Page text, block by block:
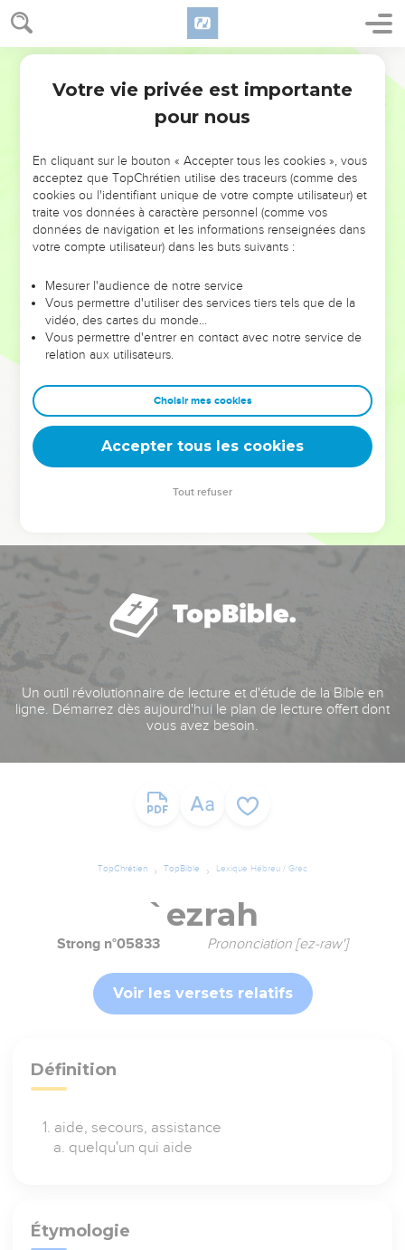
NE MANQUEZ PAS L’ÉVÉNEMENT
DE L’ANNÉE !
ET SI LEURS ERREURS POUVAIENT VOUS ÉVITER LES
VOTRES ?
leur foi ou leur vision. Mais on voit moins les doutes, les erreurs
et les saisons difficiles qu'ils ont traversés, alors même que ce
sont elles qui les ont façonnés.
Dans cette conférence, leaders, entrepreneurs, et responsables
clés pour avancer avec plus de sagesse afin que leurs erreurs
deviennent vos tremplins. Que vous guidiez un ministère, une
équipe, un groupe ou une famille, leur expérience est faite
Un outil révolutionnaire de lecture et d'étude de la Bible en
ligne. Démarrez dès aujourd'hui le plan de lecture offert dont
vous avez besoin.
TopChrétien TopBible Lexique Hébreu / Grec
`ezrah
Strong n°05833 Prononciation [ez-raw']
Voir les versets relatifs
Définition
aide, secours, assistance
quelqu'un qui aide
Étymologie
Votre vie privée est importante
pour nous
En cliquant sur le bouton « Accepter tous les cookies », vous
acceptez que TopChrétien utilise des traceurs (comme des
cookies ou l'identifiant unique de votre compte utilisateur) et
traite vos données à caractère personnel (comme vos
données de navigation et les informations renseignées dans
votre compte utilisateur) dans les buts suivants :
Mesurer l'audience de notre service
Vous permettre d'utiliser des services tiers tels que de la
vidéo, des cartes du monde…
Vous permettre d'entrer en contact avec notre service de
relation aux utilisateurs.
Choisir mes cookies
Accepter tous les cookies
Tout refuser